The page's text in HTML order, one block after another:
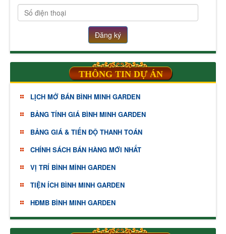
Đăng ký
THÔNG TIN DỰ ÁN
LỊCH MỞ BÁN BÌNH MINH GARDEN
BẢNG TÍNH GIÁ BÌNH MINH GARDEN
BẢNG GIÁ & TIẾN ĐỘ THANH TOÁN
CHÍNH SÁCH BÁN HÀNG MỚI NHẤT
VỊ TRÍ BÌNH MÌNH GARDEN
TIỆN ÍCH BÌNH MINH GARDEN
HĐMB BÌNH MINH GARDEN